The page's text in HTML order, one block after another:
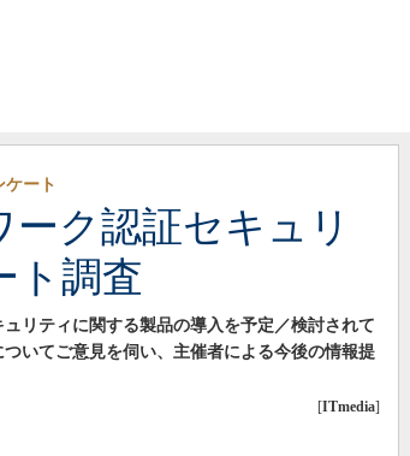
ーク認証セキュリ
ト調査
ケート
リティに関する製品の導入を予定／検討されて
いてご意見を伺い、主催者による今後の情報提
[ITmedia]